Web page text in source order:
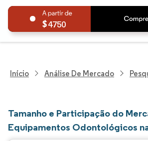
4750
Início Análise De Mercado
Tamanho e Participação do
Equipamentos Odontológicos